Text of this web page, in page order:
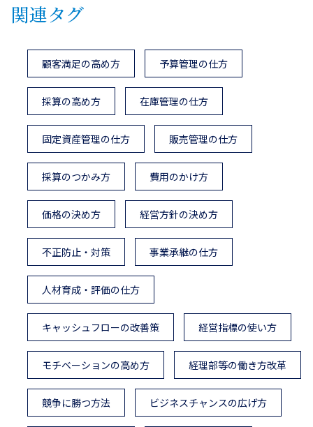
関連タグ
顧客満足の高め方 予算管理の仕方
採算の高め方 在庫管理の仕方
固定資産管理の仕方 販売管理の仕方
採算のつかみ方 費用のかけ方
価格の決め方 経営方針の決め方
不正防止・対策 事業承継の仕方
人材育成・評価の仕方
キャッシュフローの改善策 経営指標の使い方
モチベーションの高め方 経理部等の働き方改革
競争に勝つ方法 ビジネスチャンスの広げ方